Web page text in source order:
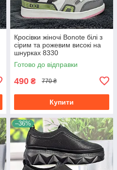
Кросівки жіночі Bonote білі з
сірим та рожевим високі на
шнурках 8330
Готово до відправки
490 ₴ 770 ₴
Купити
–36%